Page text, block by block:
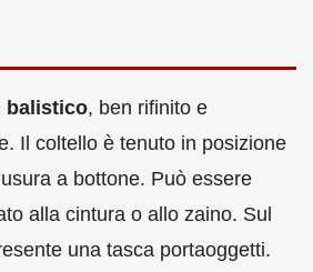
balistico, ben rifinito e
Il coltello è tenuto in posizione
a bottone. Può essere
alla cintura o allo zaino. Sul
una tasca portaoggetti.